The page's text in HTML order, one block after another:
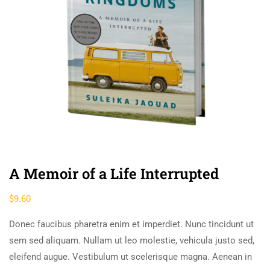
A Memoir of a Life Interrupted
$9.60
Donec faucibus pharetra enim et imperdiet. Nunc tincidunt ut
sem sed aliquam. Nullam ut leo molestie, vehicula justo sed,
eleifend augue. Vestibulum ut scelerisque magna. Aenean in